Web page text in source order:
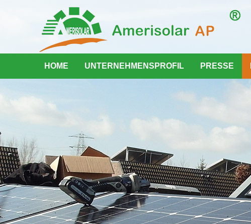
HOME UNTERNEHMENSPROFIL PRESSE